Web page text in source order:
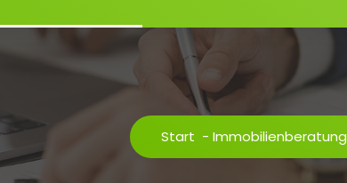
Start - Immobilienberatung